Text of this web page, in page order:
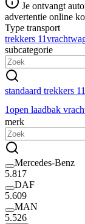
Je ontvangt
advertentie online
Type transport
trekkers 11
subcategorie
standaard trekkers 11
1open laadbak
merk
Mercedes-Benz
5.817
DAF
5.609
MAN
5.526